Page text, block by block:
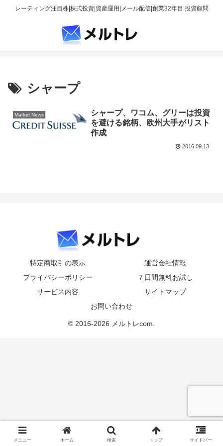
レーティング注目株|株式投資|資産運用|メール配信|創業32年目 投資顧問
シャープ
Market News
シャープ、ワコム、グリーは投資
を避ける銘柄、欧州大手がリスト
作成
2016.09.13
特定商取引の表示
運営会社情報
プライバシーポリシー
７日間無料お試し
サービス内容
サイトマップ
お問い合わせ
© 2016-2026 メルトレcom.
メニュー ホーム 検索 トップ サイドバー